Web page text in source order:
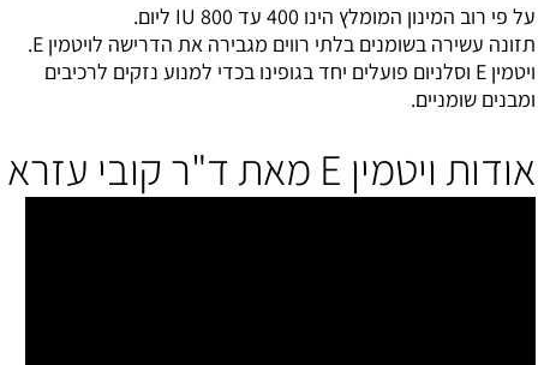
על פי רוב המינון המומלץ הינו 400 עד 800 IU ליום.
תזונה עשירה בשומנים בלתי רווים מגבירה את הדרישה לויטמין E.
ויטמין E וסלניום פועלים יחד בגופינו בכדי למנוע נזקים לרכיבים
ומבנים שומניים.
אודות ויטמין E מאת ד"ר קובי עזרא